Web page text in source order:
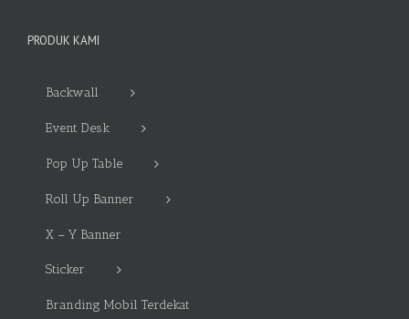
PRODUK KAMI
Backwall
Event Desk
Pop Up Table
Roll Up Banner
X – Y Banner
Sticker
Branding Mobil Terdekat